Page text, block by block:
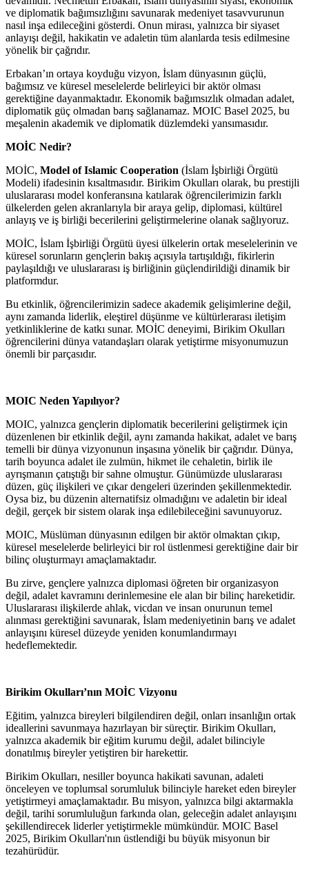
ve diplomatik bağımsızlığını savunarak medeniyet tasavvurunun
nasıl inşa edileceğini gösterdi. Onun mirası, yalnızca bir siyaset
anlayışı değil, hakikatin ve adaletin tüm alanlarda tesis edilmesine
yönelik bir çağrıdır.
Erbakan’ın ortaya koyduğu vizyon, İslam dünyasının güçlü,
bağımsız ve küresel meselelerde belirleyici bir aktör olması
gerektiğine dayanmaktadır. Ekonomik bağımsızlık olmadan adalet,
diplomatik güç olmadan barış sağlanamaz. MOIC Basel 2025, bu
meşalenin akademik ve diplomatik düzlemdeki yansımasıdır.
MOİC Nedir?
MOİC, Model of Islamic Cooperation (İslam İşbirliği Örgütü
Modeli) ifadesinin kısaltmasıdır. Birikim Okulları olarak, bu prestijli
uluslararası model konferansına katılarak öğrencilerimizin farklı
ülkelerden gelen akranlarıyla bir araya gelip, diplomasi, kültürel
anlayış ve iş birliği becerilerini geliştirmelerine olanak sağlıyoruz.
MOİC, İslam İşbirliği Örgütü üyesi ülkelerin ortak meselelerinin ve
küresel sorunların gençlerin bakış açısıyla tartışıldığı, fikirlerin
paylaşıldığı ve uluslararası iş birliğinin güçlendirildiği dinamik bir
platformdur.
Bu etkinlik, öğrencilerimizin sadece akademik gelişimlerine değil,
aynı zamanda liderlik, eleştirel düşünme ve kültürlerarası iletişim
yetkinliklerine de katkı sunar. MOİC deneyimi, Birikim Okulları
öğrencilerini dünya vatandaşları olarak yetiştirme misyonumuzun
önemli bir parçasıdır.
MOIC Neden Yapılıyor?
MOIC, yalnızca gençlerin diplomatik becerilerini geliştirmek için
düzenlenen bir etkinlik değil, aynı zamanda hakikat, adalet ve barış
temelli bir dünya vizyonunun inşasına yönelik bir çağrıdır. Dünya,
tarih boyunca adalet ile zulmün, hikmet ile cehaletin, birlik ile
ayrışmanın çatıştığı bir sahne olmuştur. Günümüzde uluslararası
düzen, güç ilişkileri ve çıkar dengeleri üzerinden şekillenmektedir.
Oysa biz, bu düzenin alternatifsiz olmadığını ve adaletin bir ideal
değil, gerçek bir sistem olarak inşa edilebileceğini savunuyoruz.
MOIC, Müslüman dünyasının edilgen bir aktör olmaktan çıkıp,
küresel meselelerde belirleyici bir rol üstlenmesi gerektiğine dair bir
bilinç oluşturmayı amaçlamaktadır.
Bu zirve, gençlere yalnızca diplomasi öğreten bir organizasyon
değil, adalet kavramını derinlemesine ele alan bir bilinç hareketidir.
Uluslararası ilişkilerde ahlak, vicdan ve insan onurunun temel
alınması gerektiğini savunarak, İslam medeniyetinin barış ve adalet
anlayışını küresel düzeyde yeniden konumlandırmayı
hedeflemektedir.
Birikim Okulları’nın MOİC Vizyonu
Eğitim, yalnızca bireyleri bilgilendiren değil, onları insanlığın ortak
ideallerini savunmaya hazırlayan bir süreçtir. Birikim Okulları,
yalnızca akademik bir eğitim kurumu değil, adalet bilinciyle
donatılmış bireyler yetiştiren bir harekettir.
Birikim Okulları, nesiller boyunca hakikati savunan, adaleti
önceleyen ve toplumsal sorumluluk bilinciyle hareket eden bireyler
yetiştirmeyi amaçlamaktadır. Bu misyon, yalnızca bilgi aktarmakla
değil, tarihi sorumluluğun farkında olan, geleceğin adalet anlayışını
şekillendirecek liderler yetiştirmekle mümkündür. MOIC Basel
2025, Birikim Okulları'nın üstlendiği bu büyük misyonun bir
tezahürüdür.